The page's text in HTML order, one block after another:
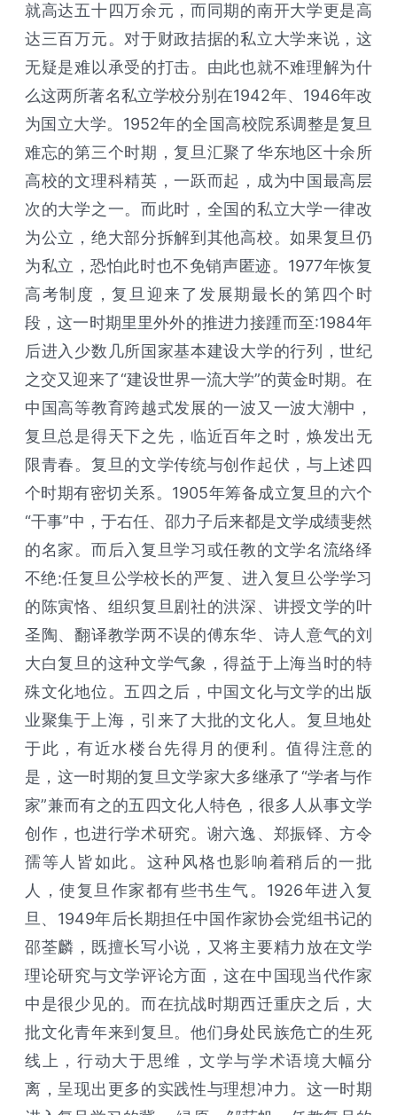
就高达五十四万余元，而同期的南开大学更是高
达三百万元。对于财政拮据的私立大学来说，这
无疑是难以承受的打击。由此也就不难理解为什
么这两所著名私立学校分别在1942年、1946年改
为国立大学。1952年的全国高校院系调整是复旦
难忘的第三个时期，复旦汇聚了华东地区十余所
高校的文理科精英，一跃而起，成为中国最高层
次的大学之一。而此时，全国的私立大学一律改
为公立，绝大部分拆解到其他高校。如果复旦仍
为私立，恐怕此时也不免销声匿迹。1977年恢复
高考制度，复旦迎来了发展期最长的第四个时
段，这一时期里里外外的推进力接踵而至:1984年
后进入少数几所国家基本建设大学的行列，世纪
之交又迎来了“建设世界一流大学”的黄金时期。在
中国高等教育跨越式发展的一波又一波大潮中，
复旦总是得天下之先，临近百年之时，焕发出无
限青春。复旦的文学传统与创作起伏，与上述四
个时期有密切关系。1905年筹备成立复旦的六个
“干事”中，于右任、邵力子后来都是文学成绩斐然
的名家。而后入复旦学习或任教的文学名流络绎
不绝:任复旦公学校长的严复、进入复旦公学学习
的陈寅恪、组织复旦剧社的洪深、讲授文学的叶
圣陶、翻译教学两不误的傅东华、诗人意气的刘
大白复旦的这种文学气象，得益于上海当时的特
殊文化地位。五四之后，中国文化与文学的出版
业聚集于上海，引来了大批的文化人。复旦地处
于此，有近水楼台先得月的便利。值得注意的
是，这一时期的复旦文学家大多继承了“学者与作
家”兼而有之的五四文化人特色，很多人从事文学
创作，也进行学术研究。谢六逸、郑振铎、方令
孺等人皆如此。这种风格也影响着稍后的一批
人，使复旦作家都有些书生气。1926年进入复
旦、1949年后长期担任中国作家协会党组书记的
邵荃麟，既擅长写小说，又将主要精力放在文学
理论研究与文学评论方面，这在中国现当代作家
中是很少见的。而在抗战时期西迁重庆之后，大
批文化青年来到复旦。他们身处民族危亡的生死
线上，行动大于思维，文学与学术语境大幅分
离，呈现出更多的实践性与理想冲力。这一时期